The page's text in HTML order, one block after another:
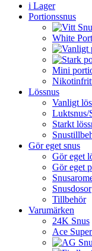
i Lager
Portionssnus
White
Mini
Lössnus
Vanligt
Luktsnus/
Starkt
Gör eget snus
Gör eget
Gör eget
Snusdosor
Tillbehör
Varumärken
24K Snus
Ace